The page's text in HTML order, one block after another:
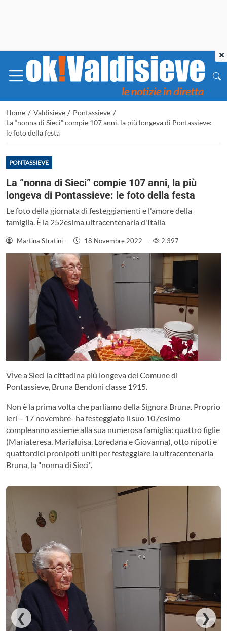
Home / Valdisieve / Pontassieve /
La “nonna di Sieci” compie 107 anni, la più longeva di Pontassieve:
le foto della festa
PONTASSIEVE
La “nonna di Sieci” compie 107 anni, la più
longeva di Pontassieve: le foto della festa
Le foto della giornata di festeggiamenti e l'amore della
famiglia. È la 252esima ultracentenaria d'Italia
Martina Stratini - 18 Novembre 2022 - 2.397
Vive a Sieci la cittadina più longeva del Comune di
Pontassieve, Bruna Bendoni classe 1915.
Non è la prima volta che parliamo della Signora Bruna. Proprio
ieri – 17 novembre- ha festeggiato il suo 107esimo
compleanno assieme alla sua numerosa famiglia: quattro figlie
(Mariateresa, Marialuisa, Loredana e Giovanna), otto nipoti e
quattordici pronipoti uniti per festeggiare la ultracentenaria
Bruna, la "nonna di Sieci".
❮ ❯
×